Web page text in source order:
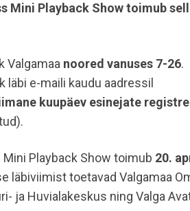
Mini Playback Show toimub
Valgamaa noored vanuses 7-26.
läbi e-maili kaudu aadressil
kuupäev esinejate
Playback Show toimub 20.
läbiviimist toetavad Valgamaa
ja Huvialakeskus ning Valga